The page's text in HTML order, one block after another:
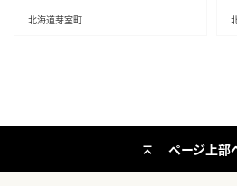
北海道芽室町
ページ上部